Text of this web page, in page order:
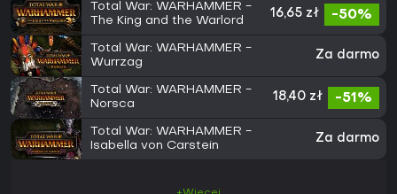
Total War: WARHAMMER -
The King and the Warlord
16,65 zł -50%
Total War: WARHAMMER -
Wurrzag
Za darmo
Total War: WARHAMMER -
Norsca
18,40 zł -51%
Total War: WARHAMMER -
Isabella von Carstein
Za darmo